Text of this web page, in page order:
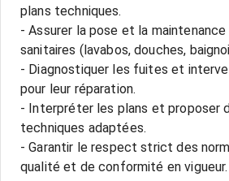
plans techniques.
- Assurer la pose et la
sanitaires (lavabos, douches,
- Diagnostiquer les fuites et
pour leur réparation.
- Interpréter les plans et proposer
techniques adaptées.
- Garantir le respect strict des
qualité et de conformité en vigueur.